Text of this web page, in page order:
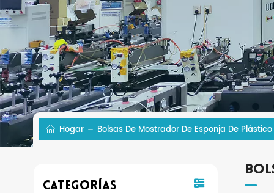
Hogar Bolsas De Mostrador De Esponja De Plástico
Categorías